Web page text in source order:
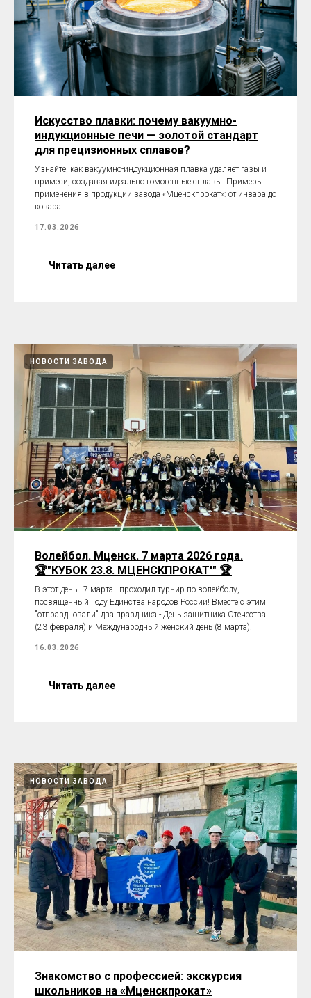
Искусство плавки: почему вакуумно-
индукционные печи — золотой стандарт
для прецизионных сплавов?
Узнайте, как вакуумно-индукционная плавка удаляет газы и
примеси, создавая идеально гомогенные сплавы. Примеры
применения в продукции завода «Мценскпрокат»: от инвара до
ковара.
17.03.2026
Читать далее
НОВОСТИ ЗАВОДА
Волейбол. Мценск. 7 марта 2026 года.
🏆"КУБОК 23.8. МЦЕНСКПРОКАТ'" 🏆
В этот день - 7 марта - проходил турнир по волейболу,
посвящённый Году Единства народов России! Вместе с этим
"отпраздновали" два праздника - День защитника Отечества
(23 февраля) и Международный женский день (8 марта).
16.03.2026
Читать далее
НОВОСТИ ЗАВОДА
Знакомство с профессией: экскурсия
школьников на «Мценскпрокат»